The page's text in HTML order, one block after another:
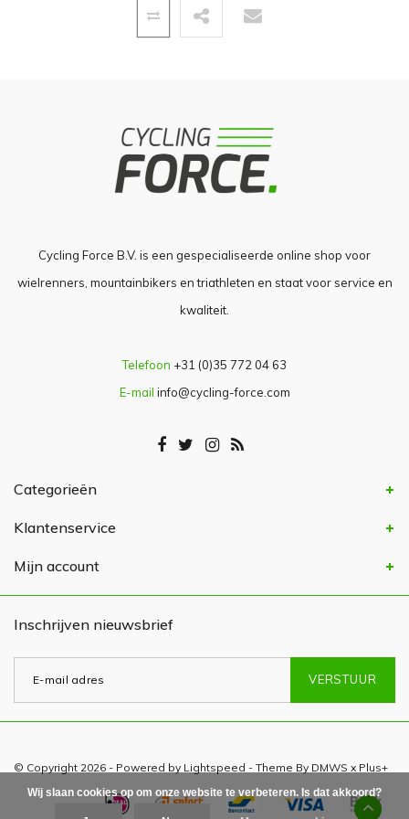
Cycling Force B.V. is een gespecialiseerde online shop voor
wielrenners, mountainbikers en triathleten en staat voor service en
kwaliteit.
Telefoon +31 (0)35 772 04 63
E-mail info@cycling-force.com
Categorieën
Klantenservice
Mijn account
Inschrijven nieuwsbrief
VERSTUUR
© Copyright 2026 - Powered by Lightspeed - Theme By DMWS x Plus+
Wij slaan cookies op om onze website te verbeteren. Is dat akkoord?